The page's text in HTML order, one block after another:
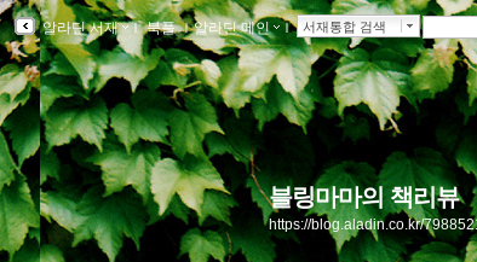
알라딘 서재 ｌ북플ｌ알라딘 메인 ｌ 서재통합 검색
블링마마의 책리뷰
https://blog.aladin.co.kr/